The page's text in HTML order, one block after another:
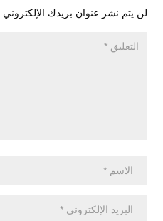
لن يتم نشر عنوان بريدك الإلكتروني.